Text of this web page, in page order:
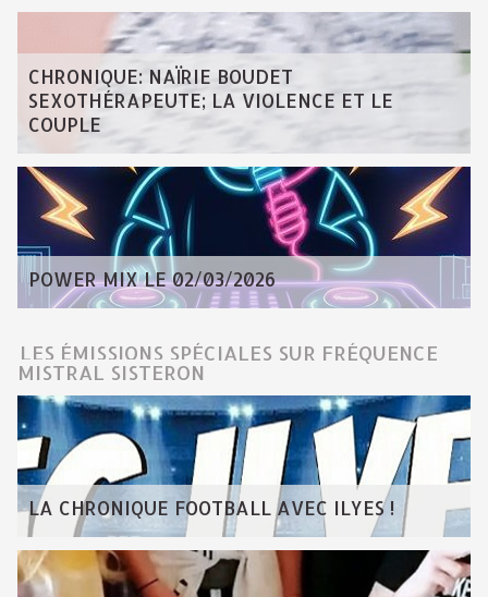
CHRONIQUE: NAÏRIE BOUDET
SEXOTHÉRAPEUTE; LA VIOLENCE ET LE
COUPLE
POWER MIX LE 02/03/2026
LES ÉMISSIONS SPÉCIALES SUR FRÉQUENCE
MISTRAL SISTERON
LA CHRONIQUE FOOTBALL AVEC ILYES !